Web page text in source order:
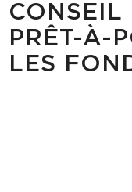
CONSEIL
PRÊT-À-
LES